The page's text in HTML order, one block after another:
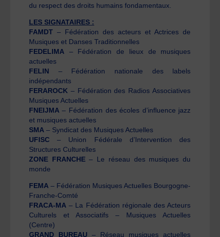
du respect des droits humains fondamentaux.
LES SIGNATAIRES :
FAMDT– Fédération des acteurs et Actrices de
Musiques et Danses Traditionnelles
FEDELIMA – Fédération de lieux de musiques
actuelles
FELIN – Fédération nationale des labels
indépendants
FERAROCK – Fédération des Radios Associatives
Musiques Actuelles
FNEIJMA – Fédération des écoles d’influence jazz
et musiques actuelles
SMA – Syndicat des Musiques Actuelles
UFISC– Union Fédérale d’Intervention des
Structures Culturelles
ZONE FRANCHE– Le réseau des musiques du
monde
FEMA– Fédération Musiques Actuelles Bourgogne-
Franche-Comté
FRACA-MA– La Fédération régionale des Acteurs
Culturels et Associatifs – Musiques Actuelles
(Centre)
GRAND BUREAU – Réseau musiques actuelles